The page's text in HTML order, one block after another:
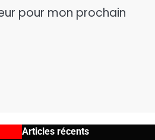
pour mon prochain
Articles récents